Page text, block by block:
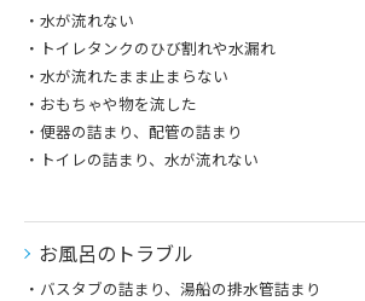
・水が流れない
・トイレタンクのひび割れや水漏れ
・水が流れたまま止まらない
・おもちゃや物を流した
・便器の詰まり、配管の詰まり
・トイレの詰まり、水が流れない
お風呂のトラブル
・バスタブの詰まり、湯船の排水管詰まり